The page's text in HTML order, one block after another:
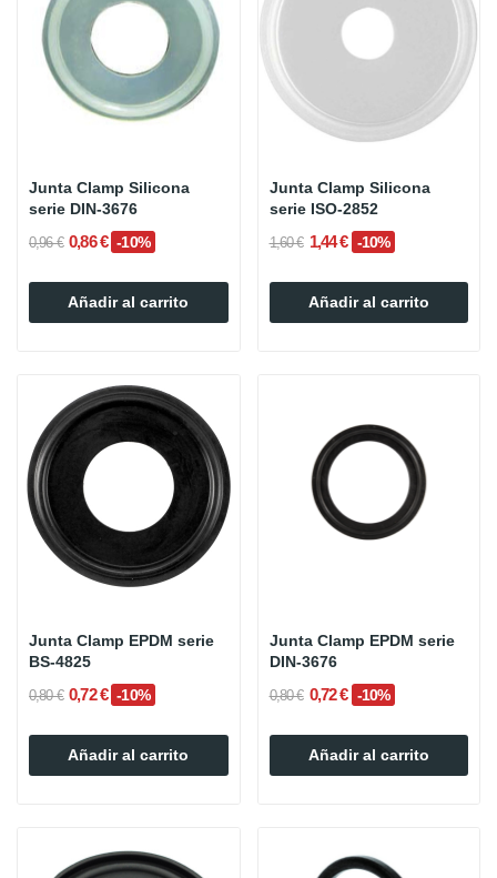
Junta Clamp Silicona
serie DIN-3676
0,96 € 0,86 € -10%
Añadir al carrito
Junta Clamp Silicona
serie ISO-2852
1,60 € 1,44 € -10%
Añadir al carrito
Junta Clamp EPDM serie
BS-4825
0,80 € 0,72 € -10%
Añadir al carrito
Junta Clamp EPDM serie
DIN-3676
0,80 € 0,72 € -10%
Añadir al carrito